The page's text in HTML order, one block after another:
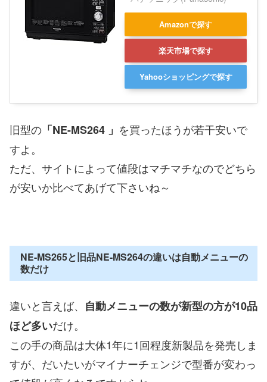
Amazonで探す
楽天市場で探す
Yahooショッピングで探す
旧型の 「NE-MS264 」 を買ったほうが若干安いで
すよ。
ただ、サイトによって値段はマチマチなのでどちら
が安いか比べてあげて下さいね～
NE-MS265と旧品NE-MS264の違いは自動メニューの
数だけ
違いと言えば、 自動メニューの数が新型の方が10品
ほど多いだけ。
この手の商品は大体1年に1回程度新製品を発売しま
すが、だいたいがマイナーチェンジで型番が変わっ